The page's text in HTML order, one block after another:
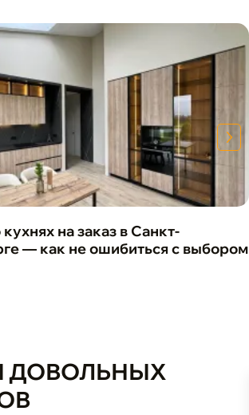
на заказ в Санкт-
— как не ошибиться с выбором
ДОВОЛЬНЫХ